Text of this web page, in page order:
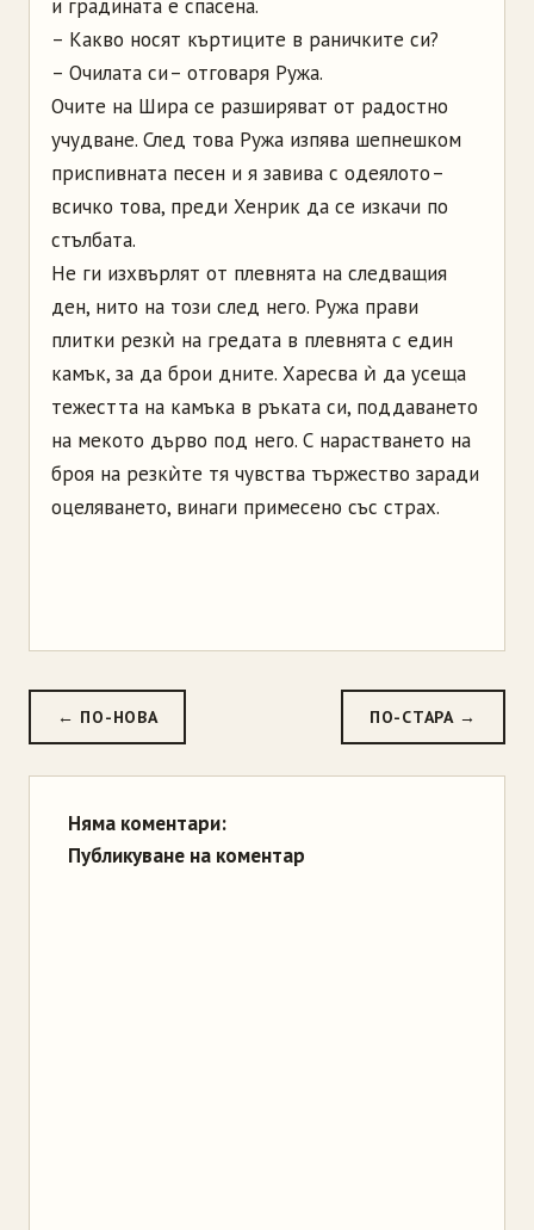
и градината е спасена.
– Какво носят къртиците в раничките си?
– Очилата си – отговаря Ружа.
Очите на Шира се разширяват от радостно
учудване. След това Ружа изпява шепнешком
приспивната песен и я завива с одеялото –
всичко това, преди Хенрик да се изкачи по
стълбата.
Не ги изхвърлят от плевнята на следващия
ден, нито на този след него. Ружа прави
плитки резкѝ на гредата в плевнята с един
камък, за да брои дните. Харесва ѝ да усеща
тежестта на камъка в ръката си, поддаването
на мекото дърво под него. С нарастването на
броя на резкѝте тя чувства тържество заради
оцеляването, винаги примесено със страх.
← ПО-НОВА ПО-СТАРА →
Няма коментари:
Публикуване на коментар